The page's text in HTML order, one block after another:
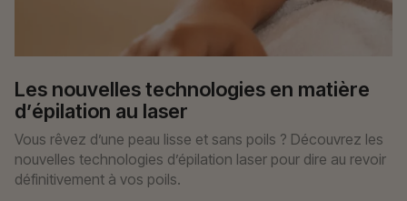
Les nouvelles technologies en matière
d’épilation au laser
Vous rêvez d’une peau lisse et sans poils ? Découvrez les
nouvelles technologies d’épilation laser pour dire au revoir
définitivement à vos poils.